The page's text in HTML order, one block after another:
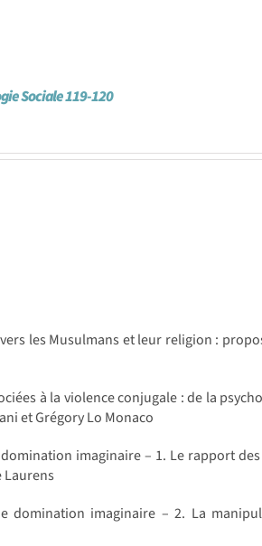
Sociale 119-120
les Musulmans et leur religion :
à la violence conjugale : de la
et Grégory Lo Monaco
imaginaire – 1. Le rapport
Laurens
domination imaginaire – 2. La